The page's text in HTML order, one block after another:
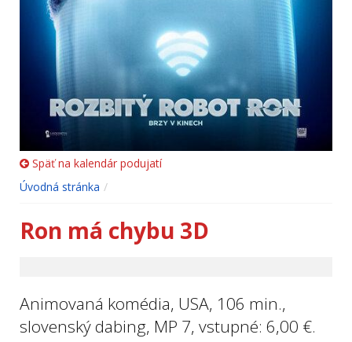
Späť na kalendár podujatí
Úvodná stránka
Ron má chybu 3D
Animovaná komédia, USA, 106 min.,
slovenský dabing, MP 7, vstupné: 6,00 €.